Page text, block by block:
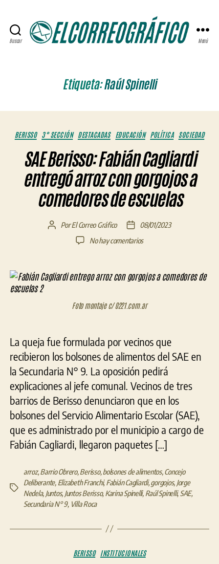
Buscar Menú
Etiqueta:Raúl Spinelli
Categorías
BERISSO 3° SECCIÓN DESTACADAS EDUCACIÓN POLÍTICA SOCIEDAD
SAE Berisso: Fabián Cagliardi
entregó arroz con gorgojos a
comedores de escuelas
AutorPorEl Correo Gráfico
Fecha08/01/2023
No hay comentariosen
Fabián
Cagliardi
arroz
comedores
de
escuelas
Foto montaje c/ 0221.com.ar
La queja fue formulada por vecinos que
recibieron los bolsones de alimentos del SAE en
la Secundaria N° 9. La oposición pedirá
explicaciones al jefe comunal. Vecinos de tres
barrios de Berisso denunciaron que en los
bolsones del Servicio Alimentario Escolar (SAE),
que es administrado por el municipio a cargo de
Fabián Cagliardi, llegaron paquetes […]
Etiquetas
arroz, Barrio Obrero, Berisso, bolsones de alimentos, Concejo
Deliberante, Elizabeth Franchi, Fabián Cagliardi, gorgojos, Jorge
Nedela, Juntos, Juntos Berisso, Karina Spinelli, Raúl Spinelli, SAE,
Secundaria N° 9, Villa Roca
Categorías
BERISSO INSTITUCIONALES